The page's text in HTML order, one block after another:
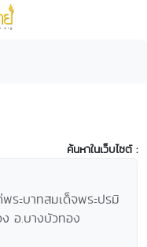
ค้นหาในเว็บไซต์ :
ระบาทสมเด็จพระปรมิ
อ.บางบัวทอง